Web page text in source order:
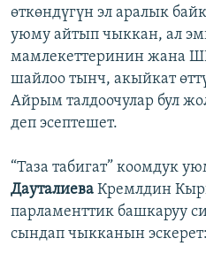
өткөндүгүн эл аралык
уюму айтып чыккан, ал
мамлекеттеринин жана
шайлоо тынч, акыйкат
Айрым талдоочулар бул
деп эсептешет.
“Таза табигат” коомдук
Дауталиева Кремлдин
парламенттик башкаруу
сындап чыкканын эскерет: